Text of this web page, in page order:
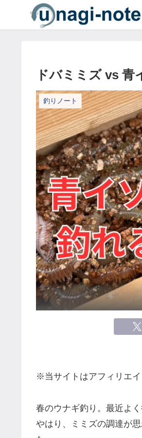
ドバミミズ vs 青
釣りノート
※当サイトはアフィリエイ
春のウナギ釣り。最近よ
やはり、ミミズの調達が